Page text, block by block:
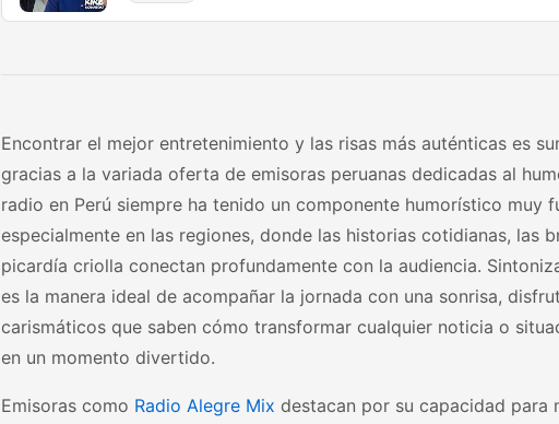
Encontrar el mejor entretenimiento y las risas más auténticas es
gracias a la variada oferta de emisoras peruanas dedicadas al
radio en Perú siempre ha tenido un componente humorístico muy
especialmente en las regiones, donde las historias cotidianas, las
picardía criolla conectan profundamente con la audiencia.
es la manera ideal de acompañar la jornada con una sonrisa,
carismáticos que saben cómo transformar cualquier noticia o
en un momento divertido.
Emisoras como Radio Alegre Mix destacan por su capacidad para